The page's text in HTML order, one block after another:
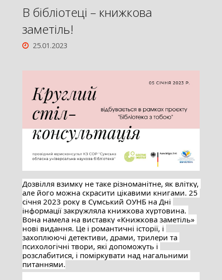
В бібліотеці – книжкова
заметіль!
25.01.2023
Дозвілля взимку не таке різноманітне, як влітку,
але його можна скрасити цікавими книгами. 25
січня 2023 року в Сумський ОУНБ на Дні
інформації закружляла книжкова хуртовина.
Вона намела на виставку «Книжкова заметіль»
нові видання. Це і романтичні історії, і
захоплюючі детективи, драми, трилери та
психологічні твори, які допоможуть і
розслабитися, і поміркувати над нагальними
питаннями.